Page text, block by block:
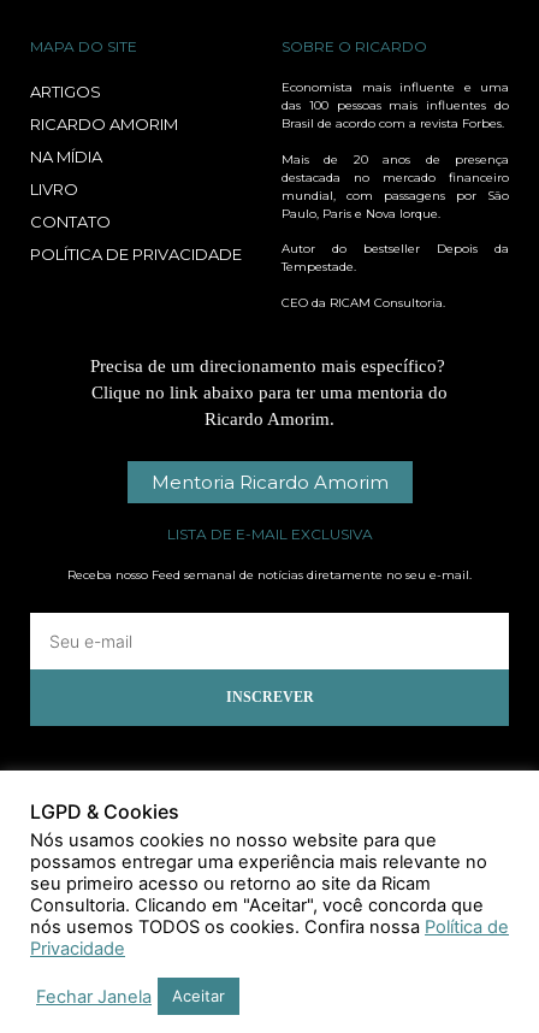
MAPA DO SITE
ARTIGOS
RICARDO AMORIM
NA MÍDIA
LIVRO
CONTATO
POLÍTICA DE PRIVACIDADE
SOBRE O RICARDO
Economista mais influente e uma
das 100 pessoas mais influentes do
Brasil de acordo com a revista Forbes.
Mais de 20 anos de presença
destacada no mercado financeiro
mundial, com passagens por São
Paulo, Paris e Nova Iorque.
Autor do bestseller Depois da
Tempestade.
CEO da RICAM Consultoria.
Precisa de um direcionamento mais específico?
Clique no link abaixo para ter uma mentoria do
Ricardo Amorim.
Mentoria Ricardo Amorim
LISTA DE E-MAIL EXCLUSIVA
Receba nosso Feed semanal de notícias diretamente no seu e-mail.
INSCREVER
LGPD & Cookies
Nós usamos cookies no nosso website para que
possamos entregar uma experiência mais relevante no
seu primeiro acesso ou retorno ao site da Ricam
Consultoria. Clicando em "Aceitar", você concorda que
nós usemos TODOS os cookies. Confira nossa Política de
Privacidade
Fechar Janela Aceitar